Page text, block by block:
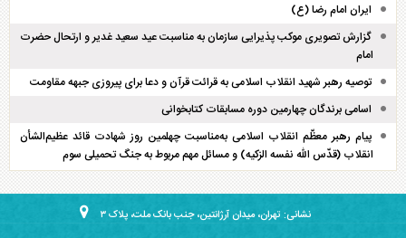
ایران امام رضا (ع)
گزارش تصویری موکب پذیرایی سازمان به مناسبت عید سعید غدیر و ارتحال حضرت
امام
توصیه رهبر شهید انقلاب اسلامی به قرائت قرآن و دعا برای پیروزی جبهه مقاومت
اسامی برندگان چهارمین دوره مسابقات کتابخوانی
پیام رهبر معظّم انقلاب اسلامی به‌مناسبت چهلمین روز شهادت قائد عظیم‌الشأن
انقلاب (قدّس الله نفسه الزکیه) و مسائل مهم مربوط به جنگ تحمیلی سوم
نشانی: تهران، میدان آرژانتین، جنب بانک ملت، پلاک ۳